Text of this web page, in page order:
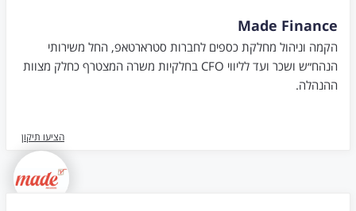
Made Finance
הקמה וניהול מחלקת כספים לחברות סטרארטאפ, החל משירותי
הנהח״ש ושכר ועד לליווי CFO בחלקיות משרה המצטרף כחלק מצוות
ההנהלה.
הציעו תיקון